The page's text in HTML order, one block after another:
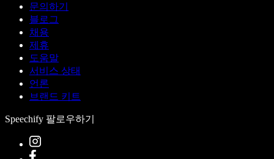
문의하기
블로그
채용
제휴
도움말
서비스 상태
언론
브랜드 키트
Speechify 팔로우하기